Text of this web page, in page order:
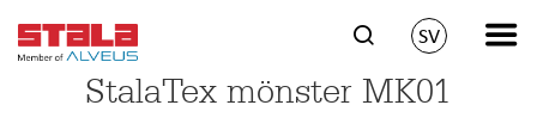
SV
StalaTex mönster MK01